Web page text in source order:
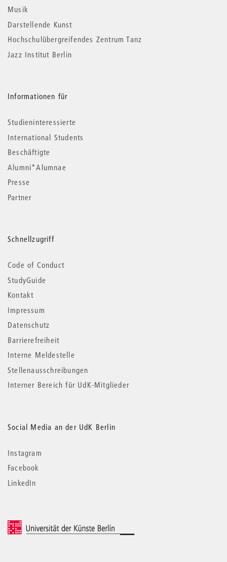
Musik
Darstellende Kunst
Hochschulübergreifendes Zentrum Tanz
Jazz Institut Berlin
Informationen für
Studieninteressierte
International Students
Beschäftigte
Alumni*Alumnae
Presse
Partner
Schnellzugriff
Code of Conduct
StudyGuide
Kontakt
Impressum
Datenschutz
Barrierefreiheit
Interne Meldestelle
Stellenausschreibungen
Interner Bereich für UdK-Mitglieder
Social Media an der UdK Berlin
Instagram
Facebook
LinkedIn
© 2026 Universität der Künste Berlin